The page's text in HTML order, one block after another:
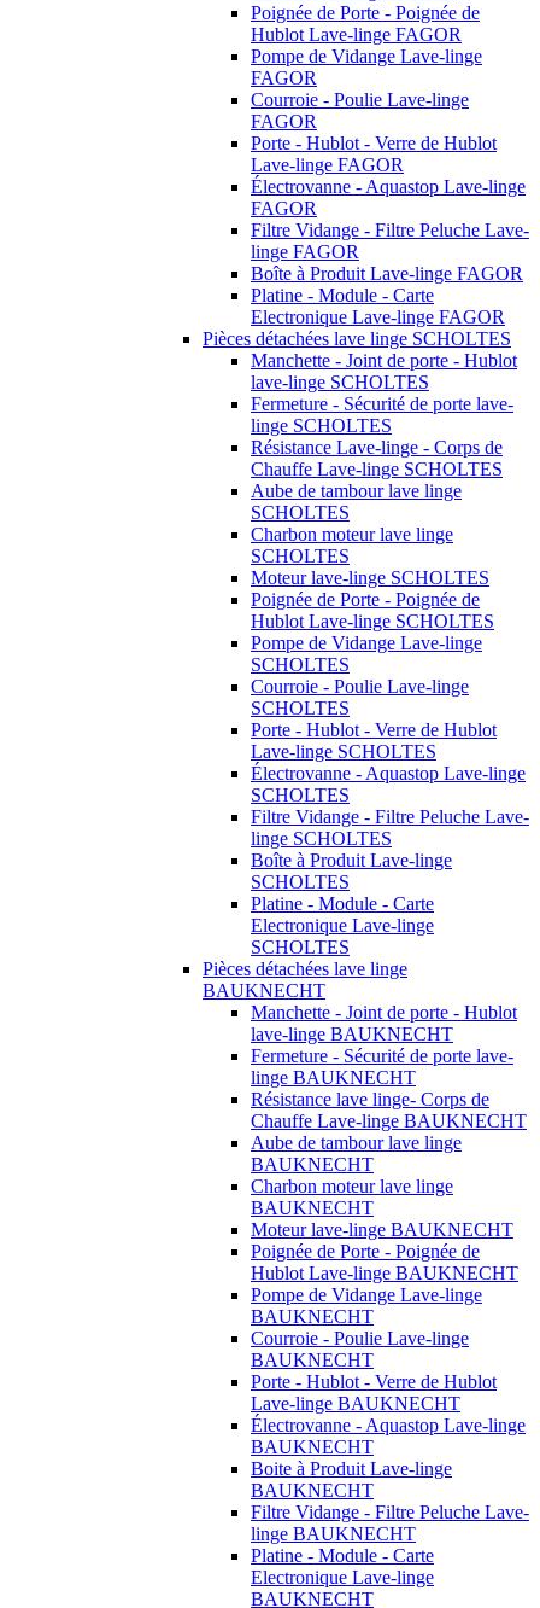
Poignée de Porte - Poignée de
Hublot Lave-linge FAGOR
Pompe de Vidange Lave-linge
FAGOR
Courroie - Poulie Lave-linge
FAGOR
Porte - Hublot - Verre de Hublot
Lave-linge FAGOR
Électrovanne - Aquastop Lave-linge
FAGOR
Filtre Vidange - Filtre Peluche Lave-
linge FAGOR
Boîte à Produit Lave-linge FAGOR
Platine - Module - Carte
Electronique Lave-linge FAGOR
Pièces détachées lave linge SCHOLTES
Manchette - Joint de porte - Hublot
lave-linge SCHOLTES
Fermeture - Sécurité de porte lave-
linge SCHOLTES
Résistance Lave-linge - Corps de
Chauffe Lave-linge SCHOLTES
Aube de tambour lave linge
SCHOLTES
Charbon moteur lave linge
SCHOLTES
Moteur lave-linge SCHOLTES
Poignée de Porte - Poignée de
Hublot Lave-linge SCHOLTES
Pompe de Vidange Lave-linge
SCHOLTES
Courroie - Poulie Lave-linge
SCHOLTES
Porte - Hublot - Verre de Hublot
Lave-linge SCHOLTES
Électrovanne - Aquastop Lave-linge
SCHOLTES
Filtre Vidange - Filtre Peluche Lave-
linge SCHOLTES
Boîte à Produit Lave-linge
SCHOLTES
Platine - Module - Carte
Electronique Lave-linge
SCHOLTES
Pièces détachées lave linge
BAUKNECHT
Manchette - Joint de porte - Hublot
lave-linge BAUKNECHT
Fermeture - Sécurité de porte lave-
linge BAUKNECHT
Résistance lave linge- Corps de
Chauffe Lave-linge BAUKNECHT
Aube de tambour lave linge
BAUKNECHT
Charbon moteur lave linge
BAUKNECHT
Moteur lave-linge BAUKNECHT
Poignée de Porte - Poignée de
Hublot Lave-linge BAUKNECHT
Pompe de Vidange Lave-linge
BAUKNECHT
Courroie - Poulie Lave-linge
BAUKNECHT
Porte - Hublot - Verre de Hublot
Lave-linge BAUKNECHT
Électrovanne - Aquastop Lave-linge
BAUKNECHT
Boite à Produit Lave-linge
BAUKNECHT
Filtre Vidange - Filtre Peluche Lave-
linge BAUKNECHT
Platine - Module - Carte
Electronique Lave-linge
BAUKNECHT